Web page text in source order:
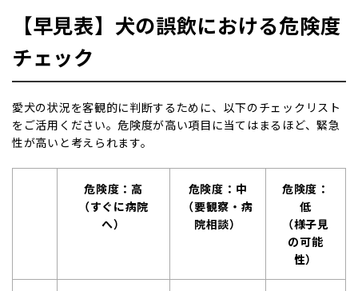
【早見表】犬の誤飲における危険度
チェック
愛犬の状況を客観的に判断するために、以下のチェックリスト
をご活用ください。危険度が高い項目に当てはまるほど、緊急
性が高いと考えられます。
危険度：高
（すぐに病院
へ）
危険度：中
（要観察・病
院相談）
危険度：
低
（様子見
の可能
性）